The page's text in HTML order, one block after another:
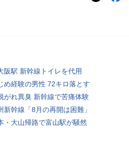
阪駅 新幹線トイレを代用
め経験の男性 72キロ落とす
がれ異臭 新幹線で苦痛体験
新幹線「8月の再開は困難」
・大山帰路で富山駅が騒然